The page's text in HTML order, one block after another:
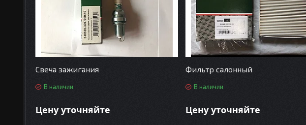
Свеча зажигания
В наличии
Цену уточняйте
Фильтр салонный
В наличии
Цену уточняйте